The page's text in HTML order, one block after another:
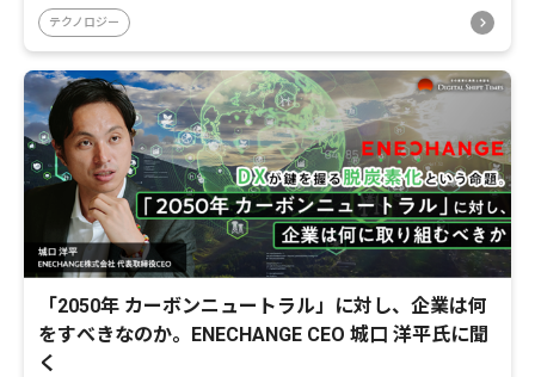
テクノロジー
「2050年 カーボンニュートラル」に対し、企業は何
をすべきなのか。ENECHANGE CEO 城口 洋平氏に聞
く